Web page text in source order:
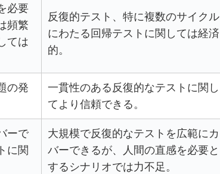
必要
頻繁
ては
反復的テスト、特に複数のサイクル
にわたる回帰テストに関しては経済
的。
の発
一貫性のある反復的なテストに関し
てより信頼できる。
ーで
に関
大規模で反復的なテストを広範にカ
バーできるが、人間の直感を必要と
するシナリオでは力不足。